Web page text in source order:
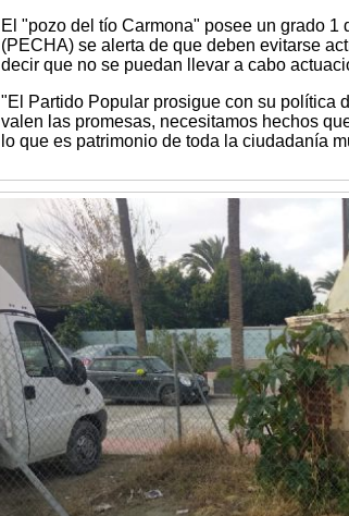
El "pozo del tío Carmona" posee un grado
(PECHA) se alerta de que deben evitarse
decir que no se puedan llevar a cabo
"El Partido Popular prosigue con su política
valen las promesas, necesitamos hechos
lo que es patrimonio de toda la ciudadanía